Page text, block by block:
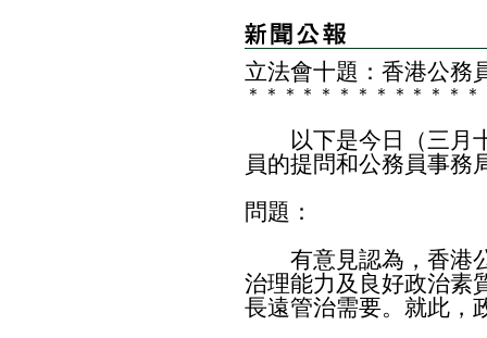
立法會十題：香港公務
＊ ＊ ＊ ＊ ＊ ＊ ＊ ＊ ＊ ＊ ＊ ＊ ＊
以下是今日（三月十
員的提問和公務員事務
問題：
有意見認為，香港公
治理能力及良好政治素
長遠管治需要。就此，